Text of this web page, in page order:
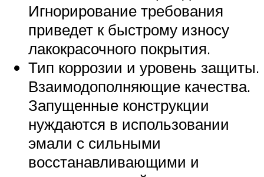
Игнорирование требования
приведет к быстрому износу
лакокрасочного покрытия.
Тип коррозии и уровень защиты.
Взаимодополняющие качества.
Запущенные конструкции
нуждаются в использовании
эмали с сильными
восстанавливающими и